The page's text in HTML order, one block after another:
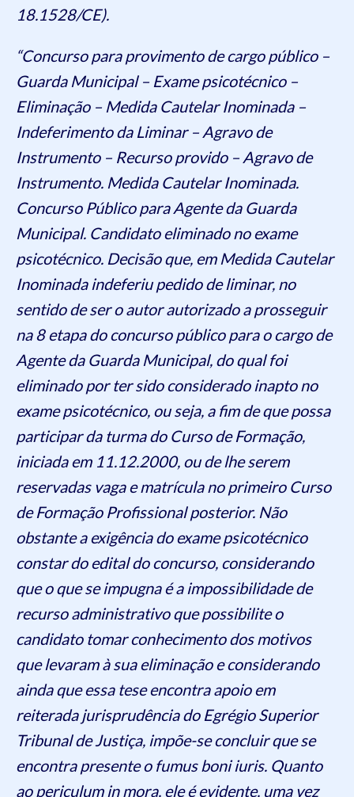
18.1528/CE).
“Concurso para provimento de cargo público –
Guarda Municipal – Exame psicotécnico –
Eliminação – Medida Cautelar Inominada –
Indeferimento da Liminar – Agravo de
Instrumento – Recurso provido – Agravo de
Instrumento. Medida Cautelar Inominada.
Concurso Público para Agente da Guarda
Municipal. Candidato eliminado no exame
psicotécnico. Decisão que, em Medida Cautelar
Inominada indeferiu pedido de liminar, no
sentido de ser o autor autorizado a prosseguir
na 8 etapa do concurso público para o cargo de
Agente da Guarda Municipal, do qual foi
eliminado por ter sido considerado inapto no
exame psicotécnico, ou seja, a fim de que possa
participar da turma do Curso de Formação,
iniciada em 11.12.2000, ou de lhe serem
reservadas vaga e matrícula no primeiro Curso
de Formação Profissional posterior. Não
obstante a exigência do exame psicotécnico
constar do edital do concurso, considerando
que o que se impugna é a impossibilidade de
recurso administrativo que possibilite o
candidato tomar conhecimento dos motivos
que levaram à sua eliminação e considerando
ainda que essa tese encontra apoio em
reiterada jurisprudência do Egrégio Superior
Tribunal de Justiça, impõe-se concluir que se
encontra presente o fumus boni iuris. Quanto
ao periculum in mora, ele é evidente, uma vez